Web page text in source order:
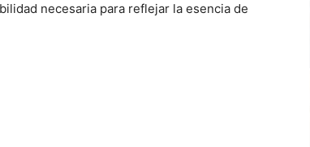
necesaria para reflejar la esencia de